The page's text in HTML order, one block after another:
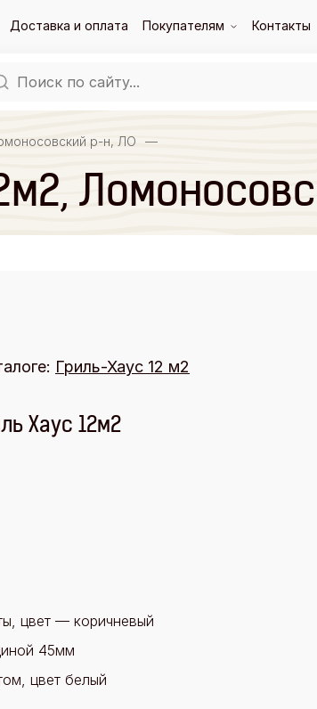
Доставка и оплата Покупателям Контакты
р-н, ЛО —
Гриль-Хаус 12 м2
Хаус 12м2
цвет — коричневый
45мм
цвет белый